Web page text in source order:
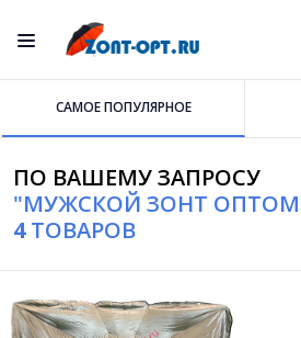
САМОЕ ПОПУЛЯРНОЕ
ПО ВАШЕМУ ЗАПРОСУ
"МУЖСКОЙ ЗОНТ
4ТОВАРОВ